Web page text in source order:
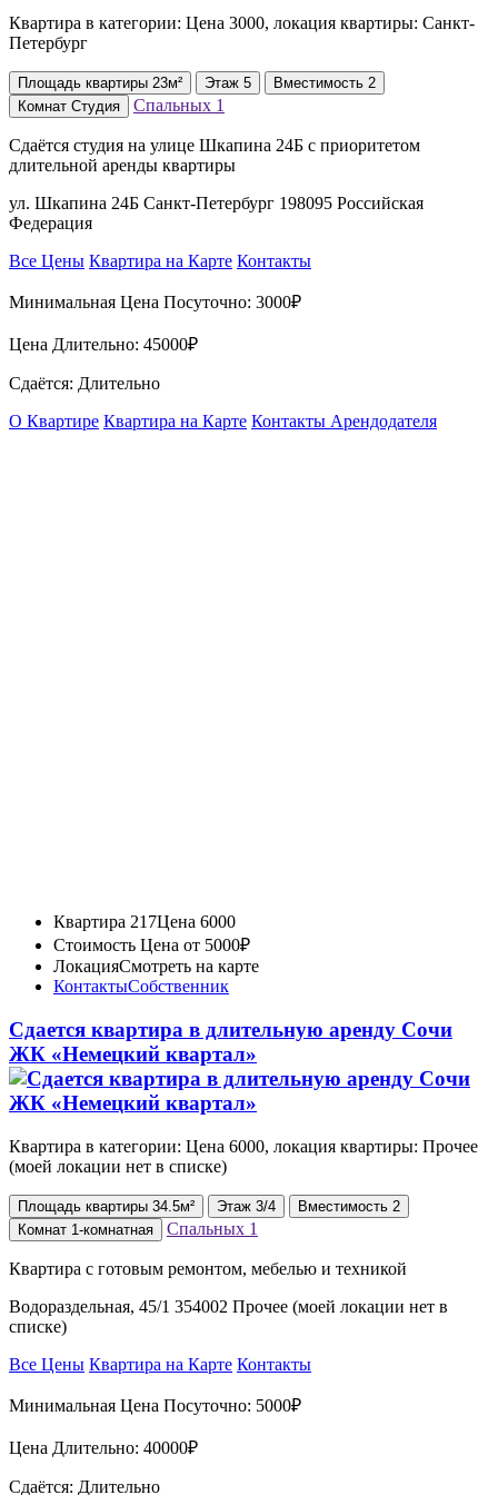
Квартира в категории: Цена 3000, локация квартиры: Санкт-
Петербург
Площадь квартиры 23м² Этаж 5 Вместимость 2
Комнат Студия Спальных 1
Сдаётся студия на улице Шкапина 24Б с приоритетом
длительной аренды квартиры
ул. Шкапина 24Б Санкт-Петербург 198095 Российская
Федерация
Все Цены Квартира на Карте Контакты
Минимальная Цена Посуточно: 3000₽
Цена Длительно: 45000₽
Сдаётся: Длительно
О Квартире Квартира на Карте Контакты Арендодателя
Квартира 217Цена 6000
Стоимость Цена от 5000₽
ЛокацияСмотреть на карте
КонтактыСобственник
Сдается квартира в длительную аренду Сочи
ЖК «Немецкий квартал»
Квартира в категории: Цена 6000, локация квартиры: Прочее
(моей локации нет в списке)
Площадь квартиры 34.5м² Этаж 3/4 Вместимость 2
Комнат 1-комнатная Спальных 1
Квартира с готовым ремонтом, мебелью и техникой
Водораздельная, 45/1 354002 Прочее (моей локации нет в
списке)
Все Цены Квартира на Карте Контакты
Минимальная Цена Посуточно: 5000₽
Цена Длительно: 40000₽
Сдаётся: Длительно